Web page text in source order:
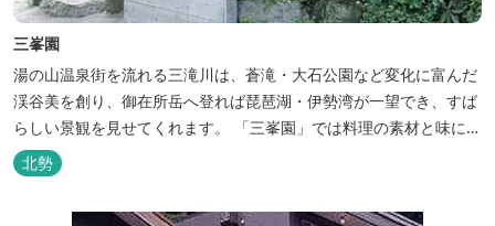
三峯園
湯の山温泉街を流れる三滝川は、蒼滝・大石公園など変化に富んだ
渓谷美を創り、御在所岳へ登れば琵琶湖・伊勢湾が一望でき、すば
らしい景観を見せてくれます。 「三峯園」では料理の素材と味にも
こだわり、お客様に四季の織り成す景観と、いい湯、いい味、めぐ
りあいをお届けいたします。
北勢